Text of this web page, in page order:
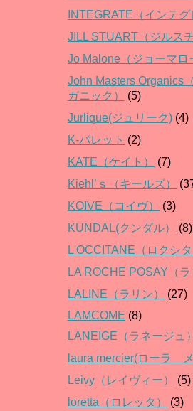
INTEGRATE（インテグ
JILL STUART（ジルス
Jo Malone（ジョーマロ
John Masters Organics
ガニック）
(5)
Jurlique(ジュリーク) (4)
K-パレット (2)
KATE（ケイト）
(7)
Kiehl’ｓ（キールズ）
KOIVE（コイヴ）
(3)
KUNDAL(クンダル）
(8)
L'OCCITANE（ロクシタ
LA ROCHE POSAY（ラ
LALINE（ラリン）
(27)
LAMCOME (8)
LANEIGE（ラネージュ）
laura mercier(ローラ メ
Leivy（レイヴィー）
(5)
loretta（ロレッタ）
(3)